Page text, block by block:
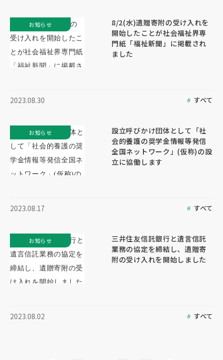
8/2(水)遺贈寄附の受け入れを
開始したことが社会福祉界専
門紙「福祉新聞」に掲載され
ました
2023.08.30 すべて
お知らせ
設立呼びかけ団体として「社
会的養護の奨学金情報等発信
全国ネットワーク」(仮称)の設
立に協働します
2023.08.17 すべて
お知らせ
三井住友信託銀行と遺言信託
業務の協定を締結し、遺贈寄
附の受け入れを開始しました
2023.08.02 すべて
お知らせ